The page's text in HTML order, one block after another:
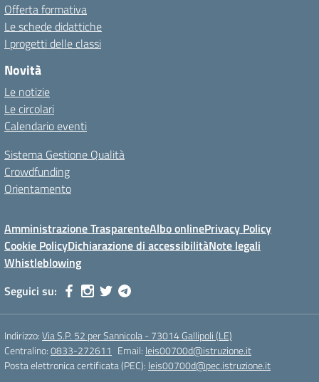
Offerta formativa
Le schede didattiche
I progetti delle classi
Novità
Le notizie
Le circolari
Calendario eventi
Sistema Gestione Qualità
Crowdfunding
Orientamento
Amministrazione TrasparenteAlbo onlinePrivacy Policy
Cookie PolicyDichiarazione di accessibilitàNote legali
Whistleblowing
Seguici su:
Indirizzo:Via S.P. 52 per Sannicola - 73014 Gallipoli (LE)
Centralino:0833-272611 Email: leis00700d@istruzione.it
Posta elettronica certificata (PEC): leis00700d@pec.istruzione.it